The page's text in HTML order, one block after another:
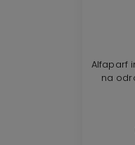
Alfaparf
na